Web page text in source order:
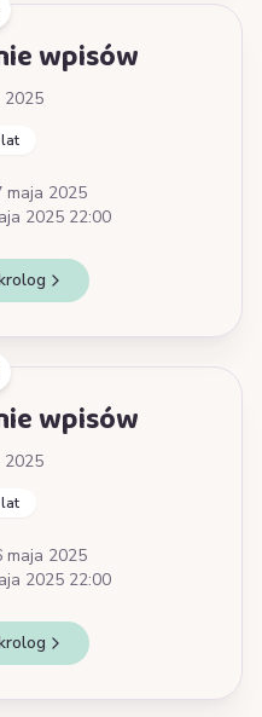
wpisów
2025
maja 2025
2025 22:00
wpisów
2025
lat
maja 2025
2025 22:00